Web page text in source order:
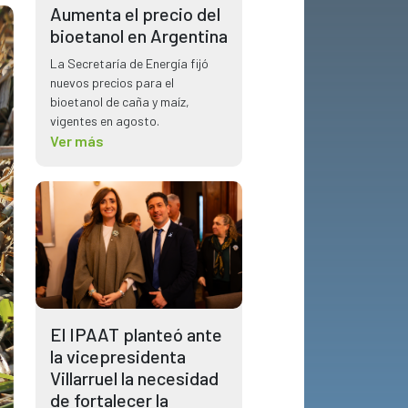
Aumenta el precio del
bioetanol en Argentina
La Secretaría de Energía fijó
nuevos precios para el
bioetanol de caña y maíz,
vigentes en agosto.
Ver más
El IPAAT planteó ante
la vicepresidenta
Villarruel la necesidad
de fortalecer la